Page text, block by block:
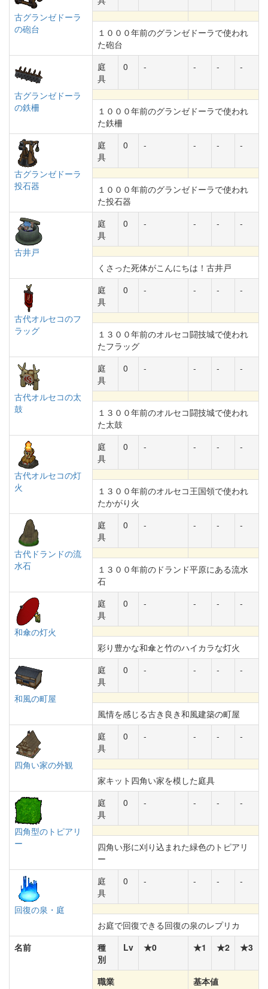
古グランゼドーラ
の砲台
１０００年前のグランゼドーラで使われ
た砲台
古グランゼドーラ
の鉄柵
庭
具
0 - - - -
１０００年前のグランゼドーラで使われ
た鉄柵
古グランゼドーラ
投石器
庭
具
0 - - - -
１０００年前のグランゼドーラで使われ
た投石器
古井戸
庭
具
0 - - - -
くさった死体がこんにちは！古井戸
古代オルセコのフ
ラッグ
庭
具
0 - - - -
１３００年前のオルセコ闘技城で使われ
たフラッグ
古代オルセコの太
鼓
庭
具
0 - - - -
１３００年前のオルセコ闘技城で使われ
た太鼓
古代オルセコの灯
火
庭
具
0 - - - -
１３００年前のオルセコ王国領で使われ
たかがり火
古代ドランドの流
水石
庭
具
0 - - - -
１３００年前のドランド平原にある流水
石
和傘の灯火
庭
具
0 - - - -
彩り豊かな和傘と竹のハイカラな灯火
和風の町屋
庭
具
0 - - - -
風情を感じる古き良き和風建築の町屋
四角い家の外観
庭
具
0 - - - -
家キット四角い家を模した庭具
四角型のトピアリ
ー
庭
具
0 - - - -
四角い形に刈り込まれた緑色のトピアリ
ー
回復の泉・庭
庭
具
0 - - - -
お庭で回復できる回復の泉のレプリカ
名前
種
別
Lv ★0 ★1 ★2 ★3
職業 基本値